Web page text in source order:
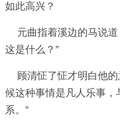
如此高兴？
元曲指着溪边的马说道
这是什么？”
顾清怔了怔才明白他的
候这种事情是凡人乐事，
系。”